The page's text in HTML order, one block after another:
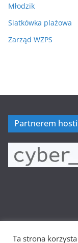
Młodzik
Siatkówka plażowa
Zarząd WZPS
Partnerem
Ta strona